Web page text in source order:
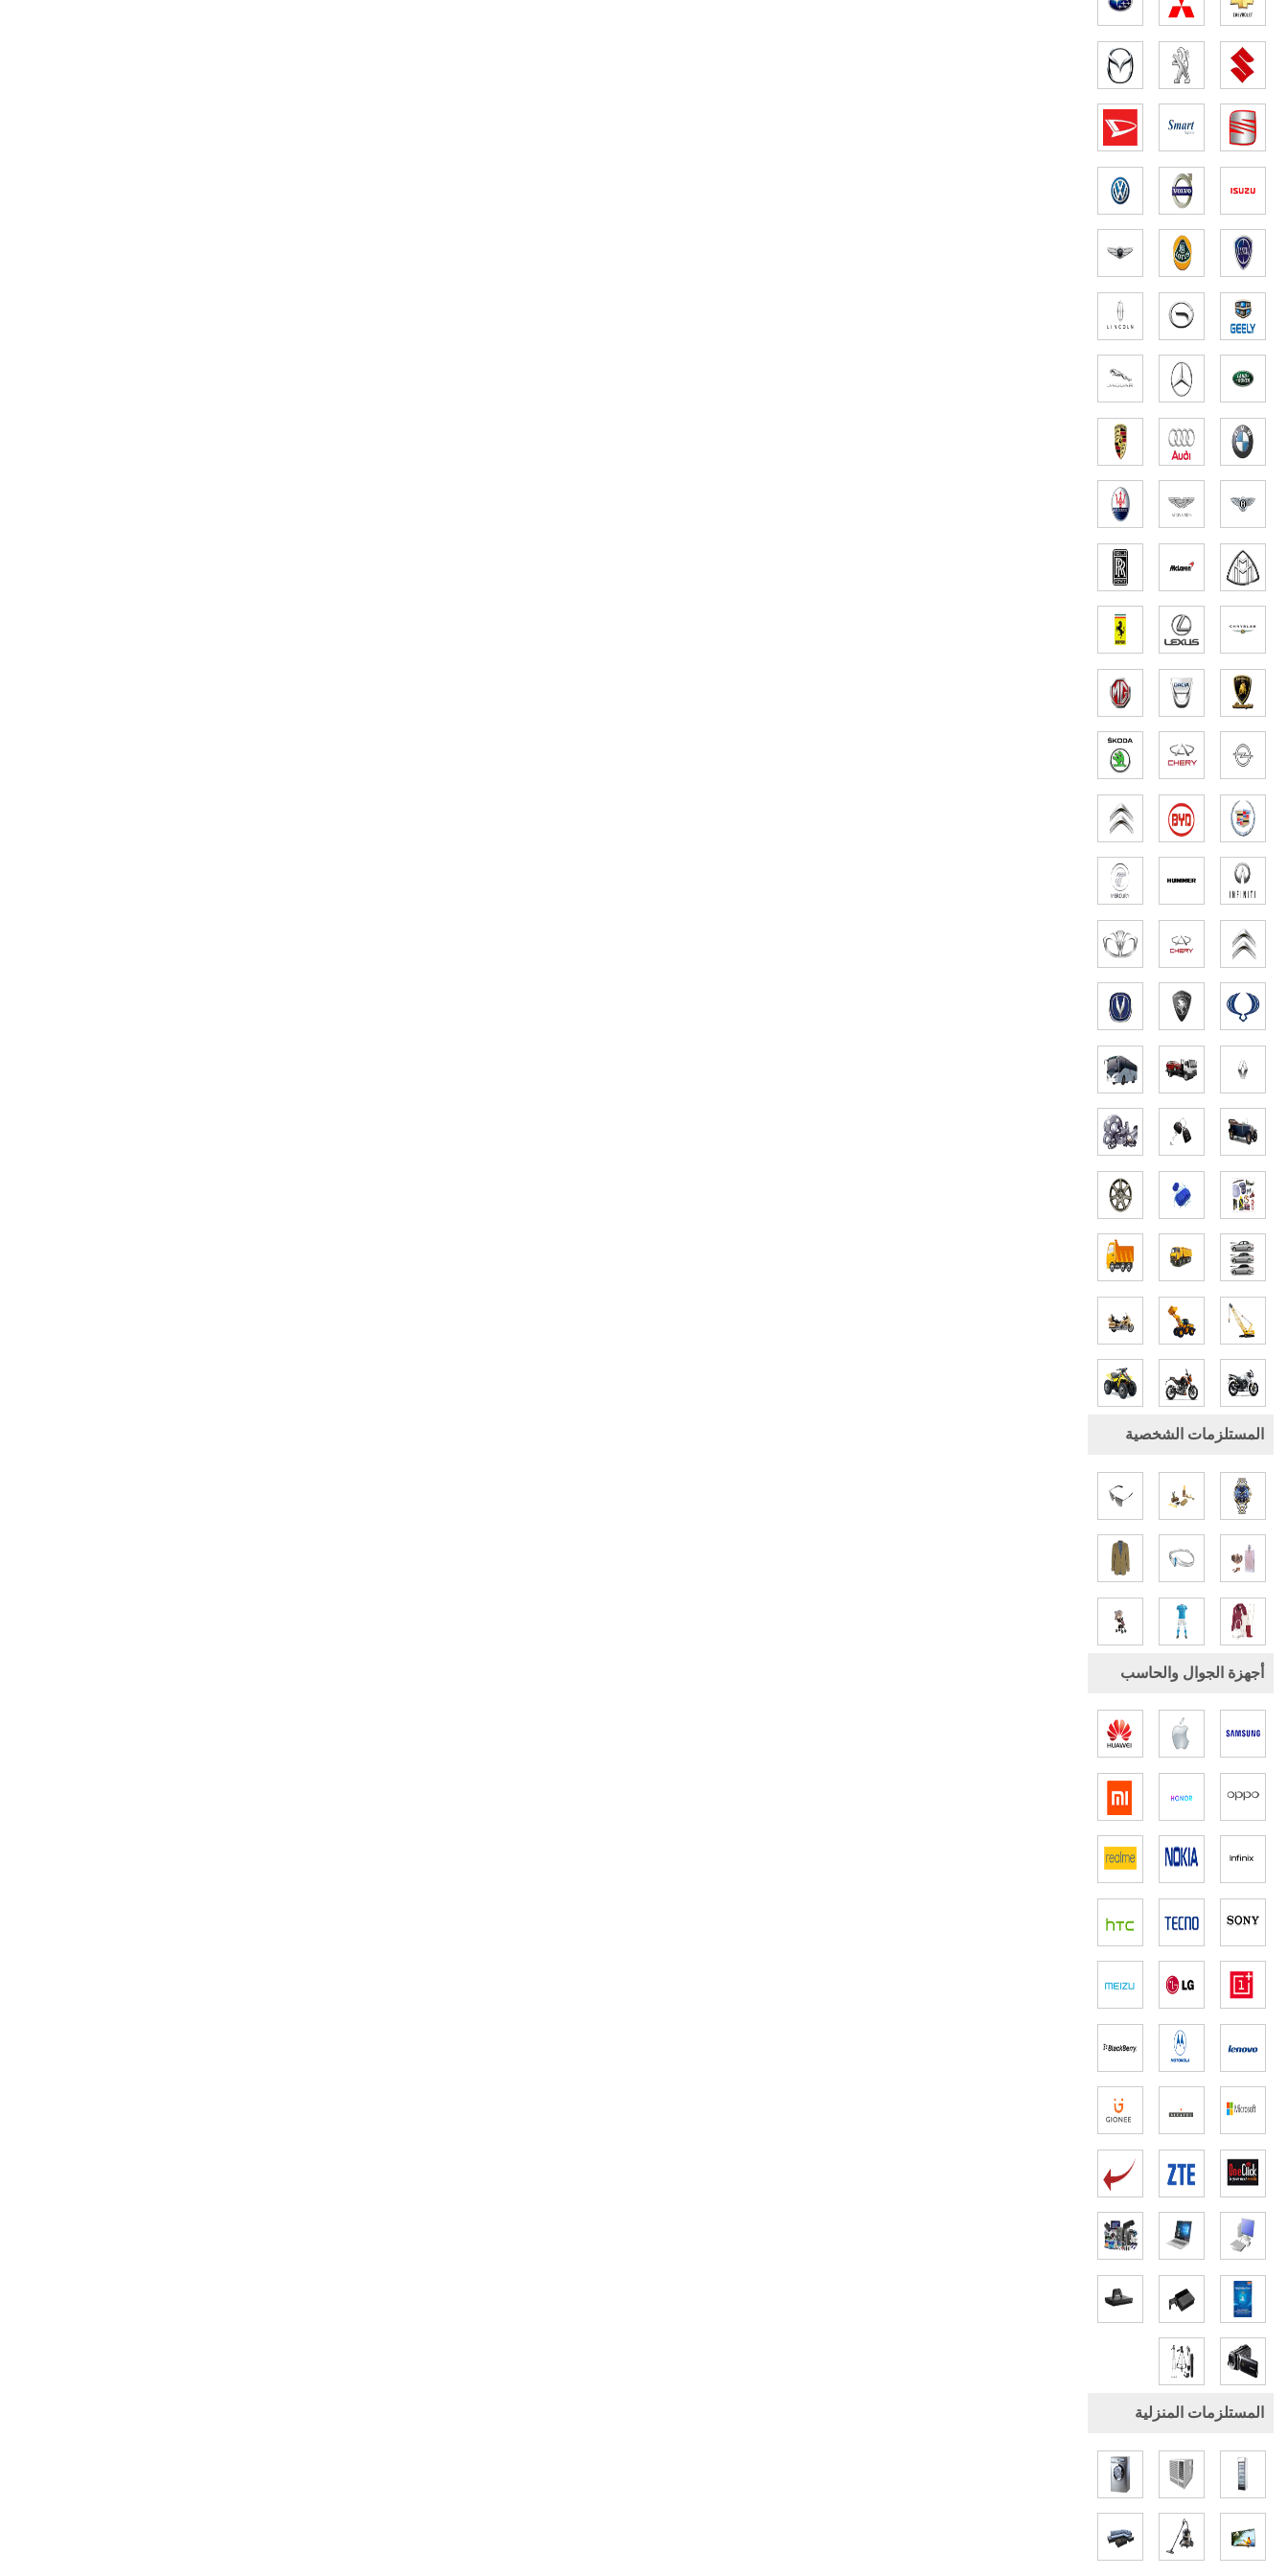
المستلزمات الشخصية
أجهزة الجوال والحاسب
المستلزمات المنزلية